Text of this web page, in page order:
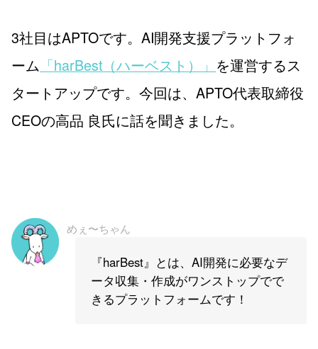
3社目はAPTOです。AI開発支援プラットフォ
ーム 「harBest（ハーベスト）」 を運営するス
タートアップです。今回は、APTO代表取締役
CEOの高品 良氏に話を聞きました。
めぇ〜ちゃん
『harBest』とは、AI開発に必要なデ
ータ収集・作成がワンストップでで
きるプラットフォームです！